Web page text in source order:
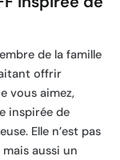
de la famille
offrir
vous aimez,
inspirée de
Elle n’est pas
aussi un